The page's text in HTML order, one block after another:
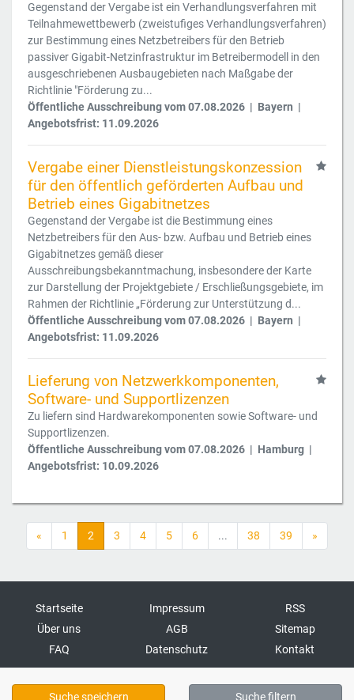
Gegenstand der Vergabe ist ein Verhandlungsverfahren mit
Teilnahmewettbewerb (zweistufiges Verhandlungsverfahren)
zur Bestimmung eines Netzbetreibers für den Betrieb
passiver Gigabit-Netzinfrastruktur im Betreibermodell in den
ausgeschriebenen Ausbaugebieten nach Maßgabe der
Richtlinie "Förderung zu...
Öffentliche Ausschreibung vom 07.08.2026 | Bayern |
Angebotsfrist: 11.09.2026
Vergabe einer Dienstleistungskonzession
für den öffentlich geförderten Aufbau und
Betrieb eines Gigabitnetzes
Gegenstand der Vergabe ist die Bestimmung eines
Netzbetreibers für den Aus- bzw. Aufbau und Betrieb eines
Gigabitnetzes gemäß dieser
Ausschreibungsbekanntmachung, insbesondere der Karte
zur Darstellung der Projektgebiete / Erschließungsgebiete, im
Rahmen der Richtlinie „Förderung zur Unterstützung d...
Öffentliche Ausschreibung vom 07.08.2026 | Bayern |
Angebotsfrist: 11.09.2026
Lieferung von Netzwerkkomponenten,
Software- und Supportlizenzen
Zu liefern sind Hardwarekomponenten sowie Software- und
Supportlizenzen.
Öffentliche Ausschreibung vom 07.08.2026 | Hamburg |
Angebotsfrist: 10.09.2026
« 1 2 3 4 5 6 ... 38 39 »
Startseite
Über uns
FAQ
Impressum
AGB
Datenschutz
RSS
Sitemap
Kontakt
Suche speichern Suche filtern